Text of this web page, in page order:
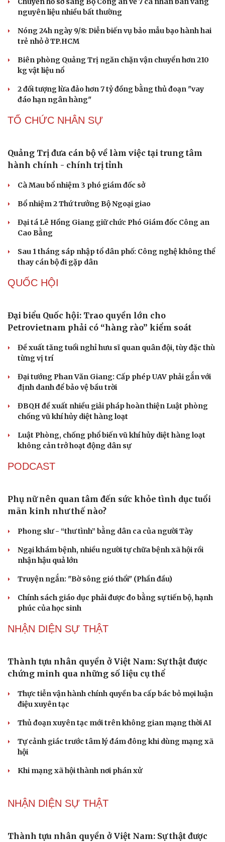
Tư vấn
check-in
Câu chuyện thời sự
Cửa sổ tình yêu
Hạt giống tâm hồn
nguyên liệu nhiều bất thường
Nóng 24h ngày 9/8: Diễn biến vụ bảo mẫu bạo hành hai
trẻ nhỏ ở TP.HCM
Biên phòng Quảng Trị ngăn chặn vận chuyển hơn 210
kg vật liệu nổ
2 đối tượng lừa đảo hơn 7 tỷ đồng bằng thủ đoạn "vay
đáo hạn ngân hàng"
TỔ CHỨC NHÂN SỰ
Quảng Trị đưa cán bộ về làm việc tại trung tâm
hành chính - chính trị tỉnh
Cà Mau bổ nhiệm 3 phó giám đốc sở
Bổ nhiệm 2 Thứ trưởng Bộ Ngoại giao
Đại tá Lê Hồng Giang giữ chức Phó Giám đốc Công an
Cao Bằng
Sau 1 tháng sáp nhập tổ dân phố: Công nghệ không thể
thay cán bộ đi gặp dân
QUỐC HỘI
Đại biểu Quốc hội: Trao quyền lớn cho
Petrovietnam phải có “hàng rào” kiểm soát
Đề xuất tăng tuổi nghỉ hưu sĩ quan quân đội, tùy đặc thù
từng vị trí
Đại tướng Phan Văn Giang: Cấp phép UAV phải gắn với
định danh để bảo vệ bầu trời
ĐBQH đề xuất nhiều giải pháp hoàn thiện Luật phòng
chống vũ khí hủy diệt hàng loạt
Luật Phòng, chống phổ biến vũ khí hủy diệt hàng loạt
không cản trở hoạt động dân sự
PODCAST
Phụ nữ nên quan tâm đến sức khỏe tình dục tuổi
mãn kinh như thế nào?
Phong slư - “thư tình” bằng dân ca của người Tày
Ngại khám bệnh, nhiều người tự chữa bệnh xã hội rồi
nhận hậu quả lớn
Truyện ngắn: "Bờ sông gió thổi" (Phần đầu)
Chính sách giáo dục phải được đo bằng sự tiến bộ, hạnh
phúc của học sinh
NHẬN DIỆN SỰ THẬT
Thành tựu nhân quyền ở Việt Nam: Sự thật được
chứng minh qua những số liệu cụ thể
Thực tiễn vận hành chính quyền ba cấp bác bỏ mọi luận
điệu xuyên tạc
Thủ đoạn xuyên tạc mới trên không gian mạng thời AI
Tự cảnh giác trước tâm lý đám đông khi dùng mạng xã
hội
Khi mạng xã hội thành nơi phán xử
NHẬN DIỆN SỰ THẬT
Thành tựu nhân quyền ở Việt Nam: Sự thật được